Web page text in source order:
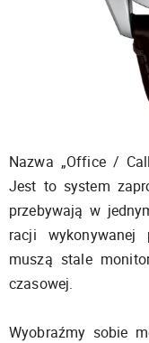
Nazwa „Office /
Jest to system
przebywają w
racji
muszą stale
czasowej.
Wyobraźmy sobie